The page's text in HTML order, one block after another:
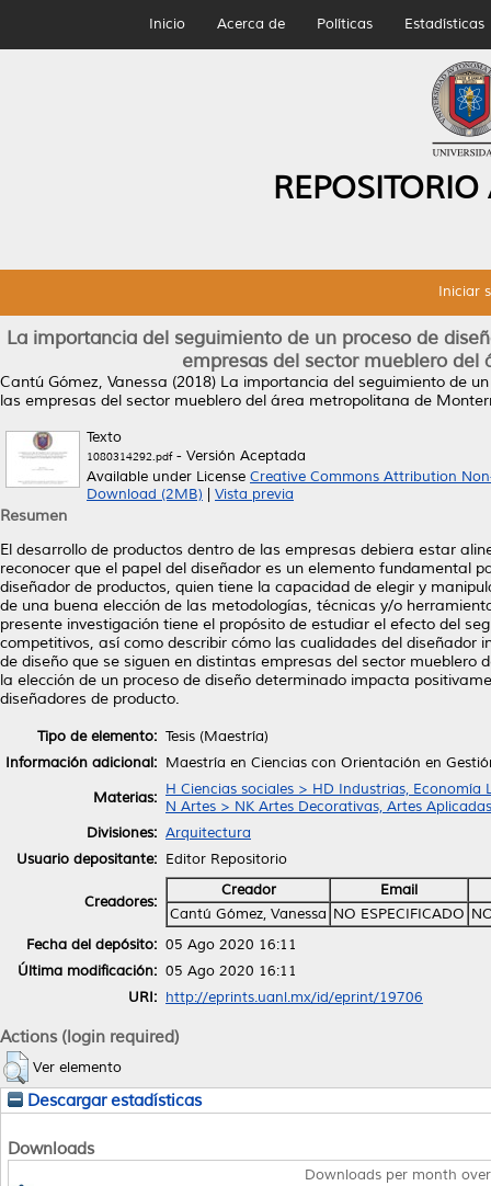
Inicio Acerca de Políticas Estadísticas
Iniciar
La importancia del seguimiento de un proceso de
empresas del sector mueblero
Cantú Gómez, Vanessa (2018) La importancia del seguimiento de
las empresas del sector mueblero del área metropolitana de
Texto
1080314292.pdf- Versión Aceptada
Available under License Creative Commons Attribution
Download (2MB)
Vista previa
Resumen
El desarrollo de productos dentro de las empresas debiera estar
reconocer que el papel del diseñador es un elemento fundamental
diseñador de productos, quien tiene la capacidad de elegir y
de una buena elección de las metodologías, técnicas y/o
presente investigación tiene el propósito de estudiar el efecto del
competitivos, así como describir cómo las cualidades del diseñador
de diseño que se siguen en distintas empresas del sector
la elección de un proceso de diseño determinado impacta
diseñadores de producto.
Tipo de elemento: Tesis (Maestría)
Información adicional: Maestría en Ciencias con Orientación en
Materias: H Ciencias sociales > HD Industrias, Economía
N Artes > NK Artes Decorativas, Artes Aplicadas
Divisiones: Arquitectura
Usuario depositante: Editor Repositorio
Creadores:
Creador
Email
Cantú Gómez, Vanessa NO ESPECIFICADO
Fecha del depósito: 05 Ago 2020 16:11
Última modificación: 05 Ago 2020 16:11
URI: http://eprints.uanl.mx/id/eprint/19706
Actions (login required)
Ver elemento
Descargar estadísticas
Downloads
Downloads per month